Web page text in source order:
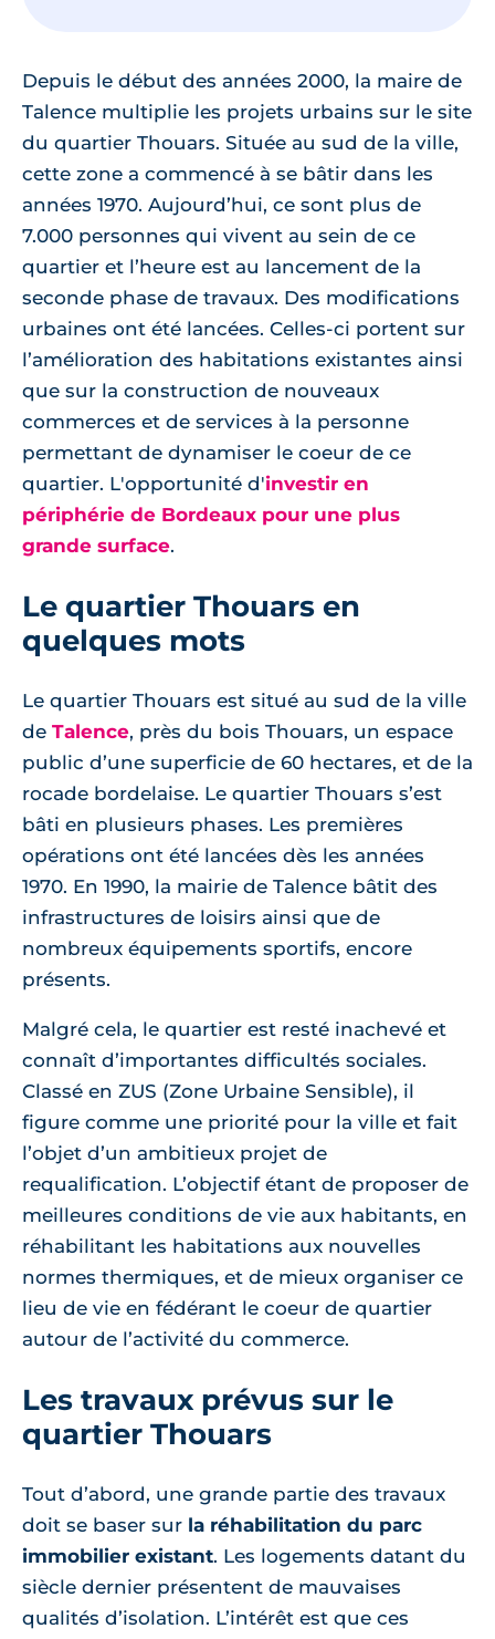
Depuis le début des années 2000, la maire de
Talence multiplie les projets urbains sur le site
du quartier Thouars. Située au sud de la ville,
cette zone a commencé à se bâtir dans les
années 1970. Aujourd’hui, ce sont plus de
7.000 personnes qui vivent au sein de ce
quartier et l’heure est au lancement de la
seconde phase de travaux. Des modifications
urbaines ont été lancées. Celles-ci portent sur
l’amélioration des habitations existantes ainsi
que sur la construction de nouveaux
commerces et de services à la personne
permettant de dynamiser le coeur de ce
quartier. L'opportunité d'investir en
périphérie de Bordeaux pour une plus
grande surface.
Le quartier Thouars en
quelques mots
Le quartier Thouars est situé au sud de la ville
de Talence, près du bois Thouars, un espace
public d’une superficie de 60 hectares, et de la
rocade bordelaise. Le quartier Thouars s’est
bâti en plusieurs phases. Les premières
opérations ont été lancées dès les années
1970. En 1990, la mairie de Talence bâtit des
infrastructures de loisirs ainsi que de
nombreux équipements sportifs, encore
présents.
Malgré cela, le quartier est resté inachevé et
connaît d’importantes difficultés sociales.
Classé en ZUS (Zone Urbaine Sensible), il
figure comme une priorité pour la ville et fait
l’objet d’un ambitieux projet de
requalification. L’objectif étant de proposer de
meilleures conditions de vie aux habitants, en
réhabilitant les habitations aux nouvelles
normes thermiques, et de mieux organiser ce
lieu de vie en fédérant le coeur de quartier
autour de l’activité du commerce.
Les travaux prévus sur le
quartier Thouars
Tout d’abord, une grande partie des travaux
doit se baser sur la réhabilitation du parc
immobilier existant. Les logements datant du
siècle dernier présentent de mauvaises
qualités d’isolation. L’intérêt est que ces